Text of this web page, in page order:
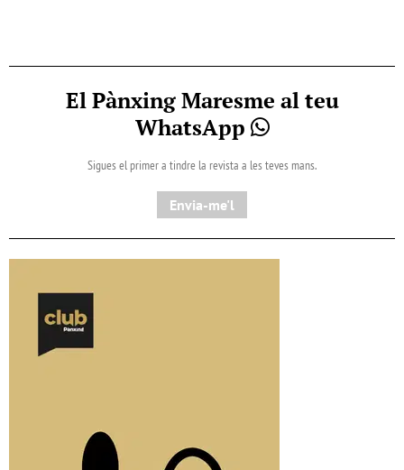
El Pànxing Maresme al teu
WhatsApp
Sigues el primer a tindre la revista a les teves mans.
Envia-me'l